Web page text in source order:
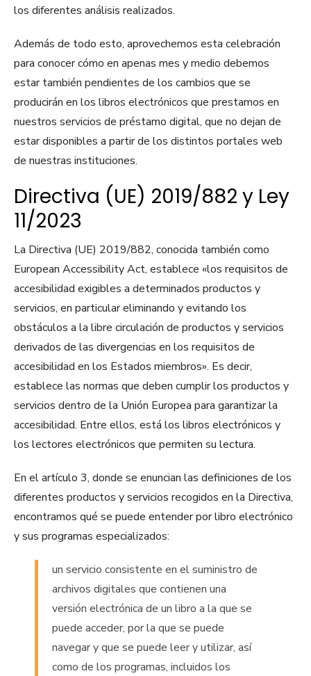
los diferentes análisis realizados.
Además de todo esto, aprovechemos esta celebración
para conocer cómo en apenas mes y medio debemos
estar también pendientes de los cambios que se
producirán en los libros electrónicos que prestamos en
nuestros servicios de préstamo digital, que no dejan de
estar disponibles a partir de los distintos portales web
de nuestras instituciones.
Directiva (UE) 2019/882 y Ley
11/2023
La Directiva (UE) 2019/882, conocida también como
European Accessibility Act, establece «los requisitos de
accesibilidad exigibles a determinados productos y
servicios, en particular eliminando y evitando los
obstáculos a la libre circulación de productos y servicios
derivados de las divergencias en los requisitos de
accesibilidad en los Estados miembros». Es decir,
establece las normas que deben cumplir los productos y
servicios dentro de la Unión Europea para garantizar la
accesibilidad. Entre ellos, está los libros electrónicos y
los lectores electrónicos que permiten su lectura.
En el artículo 3, donde se enuncian las definiciones de los
diferentes productos y servicios recogidos en la Directiva,
encontramos qué se puede entender por libro electrónico
y sus programas especializados:
un servicio consistente en el suministro de
archivos digitales que contienen una
versión electrónica de un libro a la que se
puede acceder, por la que se puede
navegar y que se puede leer y utilizar, así
como de los programas, incluidos los